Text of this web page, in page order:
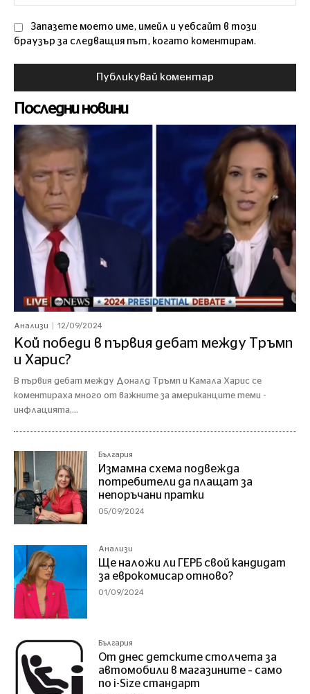
Запазете моето име, имейл и уебсайт в този
браузър за следващия път, когато коментирам.
Последни новини
Анализи 12/09/2024
Кой победи в първия дебат между Тръмп
и Харис?
В първия дебат между Доналд Тръмп и Камала Харис се
коментираха много от важните за американците теми -
инфлацията,...
България
Измамна схема подвежда
потребители да плащат за
непоръчани пратки
05/09/2024
Анализи
Ще наложи ли ГЕРБ свой кандидат
за еврокомисар отново?
01/09/2024
България
От днес детските столчета за
автомобили в магазините – само
по i-Size стандарт